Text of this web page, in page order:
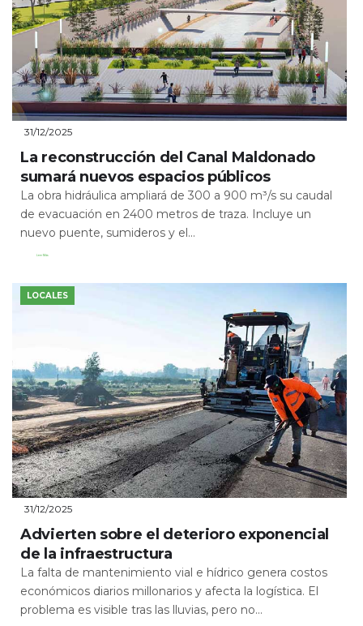
31/12/2025
La reconstrucción del Canal Maldonado
sumará nuevos espacios públicos
La obra hidráulica ampliará de 300 a 900 m³/s su caudal
de evacuación en 2400 metros de traza. Incluye un
nuevo puente, sumideros y el...
Leer Más
LOCALES
31/12/2025
Advierten sobre el deterioro exponencial
de la infraestructura
La falta de mantenimiento vial e hídrico genera costos
económicos diarios millonarios y afecta la logística. El
problema es visible tras las lluvias, pero no...